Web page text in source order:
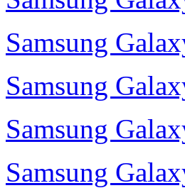
Samsung
Samsung
Samsung
Samsung